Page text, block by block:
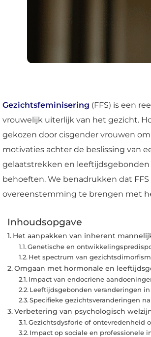
Gezichtsfeminisering (FFS) is een
vrouwelijk uiterlijk van het gezicht.
gekozen door cisgender vrouwen
motivaties achter de beslissing van
gelaatstrekken en
behoeften. We benadrukken dat
overeenstemming te brengen met
Inhoudsopgave
Het aanpakken van inherent
Genetische en
Het spectrum van
Omgaan met hormonale en
Impact van endocriene
Leeftijdsgebonden veranderingen
Specifieke gezichtsveranderingen
Verbetering van psychologisch
Gezichtsdysforie of ontevredenheid
Impact op sociale en professionele